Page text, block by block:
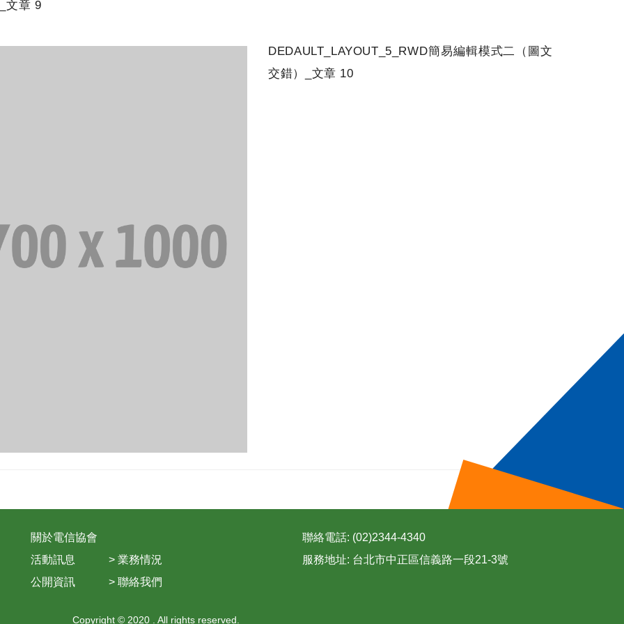
文章 9
DEDAULT_LAYOUT_5_RWD簡易編輯模式二（圖文
交錯）_文章 10
關於電信協會
活動訊息
> 業務情況
公開資訊 > 聯絡我們
聯絡電話: (02)2344-4340
服務地址: 台北市中正區信義路一段21-3號
Copyright © 2020 . All rights reserved.